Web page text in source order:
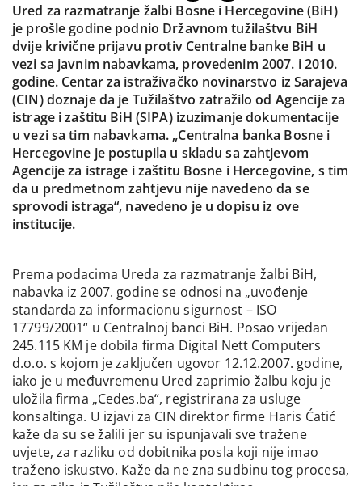
Ured za razmatranje žalbi Bosne i Hercegovine (BiH)
je prošle godine podnio Državnom tužilaštvu BiH
dvije krivične prijavu protiv Centralne banke BiH u
vezi sa javnim nabavkama, provedenim 2007. i 2010.
godine. Centar za istraživačko novinarstvo iz Sarajeva
(CIN) doznaje da je Tužilaštvo zatražilo od Agencije za
istrage i zaštitu BiH (SIPA) izuzimanje dokumentacije
u vezi sa tim nabavkama. „Centralna banka Bosne i
Hercegovine je postupila u skladu sa zahtjevom
Agencije za istrage i zaštitu Bosne i Hercegovine, s tim
da u predmetnom zahtjevu nije navedeno da se
sprovodi istraga“, navedeno je u dopisu iz ove
institucije.
Prema podacima Ureda za razmatranje žalbi BiH,
nabavka iz 2007. godine se odnosi na „uvođenje
standarda za informacionu sigurnost – ISO
17799/2001“ u Centralnoj banci BiH. Posao vrijedan
245.115 KM je dobila firma Digital Nett Computers
d.o.o. s kojom je zaključen ugovor 12.12.2007. godine,
iako je u međuvremenu Ured zaprimio žalbu koju je
uložila firma „Cedes.ba“, registrirana za usluge
konsaltinga. U izjavi za CIN direktor firme Haris Ćatić
kaže da su se žalili jer su ispunjavali sve tražene
uvjete, za razliku od dobitnika posla koji nije imao
traženo iskustvo. Kaže da ne zna sudbinu tog procesa,